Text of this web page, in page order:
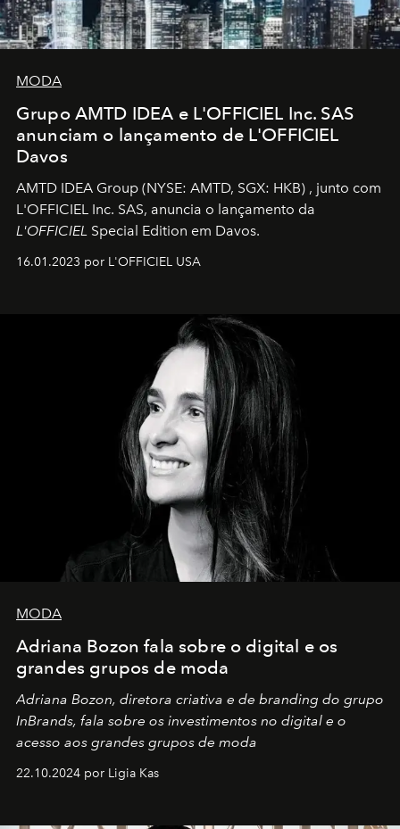
MODA
Grupo AMTD IDEA e L'OFFICIEL Inc. SAS
anunciam o lançamento de L'OFFICIEL
Davos
AMTD IDEA Group (NYSE: AMTD, SGX: HKB) , junto com
L'OFFICIEL Inc. SAS, anuncia o lançamento da
L'OFFICIEL Special Edition em Davos.
16.01.2023 por L'OFFICIEL USA
MODA
Adriana Bozon fala sobre o digital e os
grandes grupos de moda
Adriana Bozon, diretora criativa e de branding do grupo
InBrands, fala sobre os investimentos no digital e o
acesso aos grandes grupos de moda
22.10.2024 por Ligia Kas